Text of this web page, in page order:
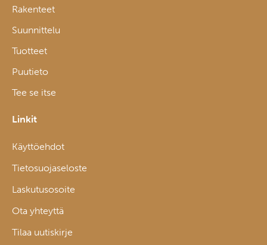
Rakenteet
Suunnittelu
Tuotteet
Puutieto
Tee se itse
Linkit
Käyttöehdot
Tietosuojaseloste
Laskutusosoite
Ota yhteyttä
Tilaa uutiskirje